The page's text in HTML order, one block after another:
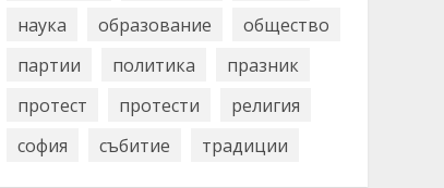
наука
образование
общество
партии
политика
празник
протест
протести
религия
софия
събитие традиции